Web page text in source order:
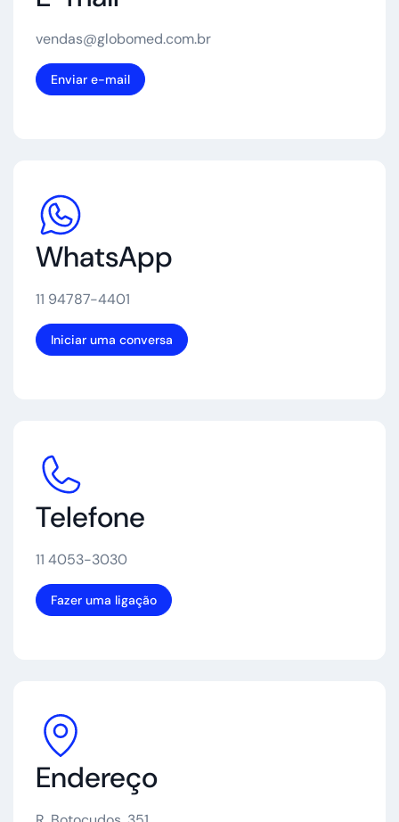
vendas@globomed.com.br
Enviar e-mail
WhatsApp
11 94787-4401
Iniciar uma conversa
Telefone
11 4053-3030
Fazer uma ligação
Endereço